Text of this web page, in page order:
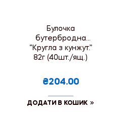
Булочка
бутербродна
“Кругла з кунжут.”
82г (40шт./ящ.)
₴204.00
ДОДАТИ В КОШИК